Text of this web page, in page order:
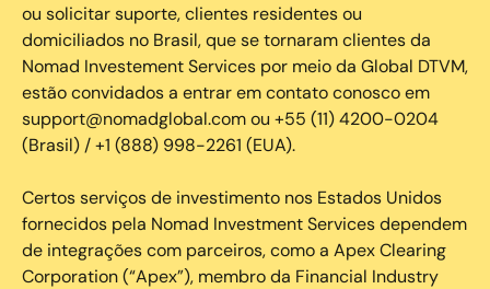
ou solicitar suporte, clientes residentes ou
domiciliados no Brasil, que se tornaram clientes da
Nomad Investement Services por meio da Global DTVM,
estão convidados a entrar em contato conosco em
support@nomadglobal.com ou +55 (11) 4200-0204
(Brasil) / +1 (888) 998-2261 (EUA).
Certos serviços de investimento nos Estados Unidos
fornecidos pela Nomad Investment Services dependem
de integrações com parceiros, como a Apex Clearing
Corporation (“Apex”), membro da Financial Industry